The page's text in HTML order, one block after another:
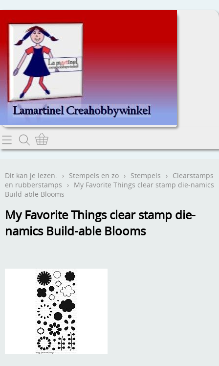
Home
Contact
Webwinkel
A, ja, op is op
Andere
Boeken en magazines
Dies om te stansen
DVD-CD
Embossen
Algemene voorwaarden
Mijn account
Anders creatief
Dit kan je lezen. › Stempels en zo › Stempels › Clearstamps
en rubberstamps
› My Favorite Things clear stamp die-namics
Build-able Blooms
My Favorite Things clear stamp die-
namics Build-able Blooms